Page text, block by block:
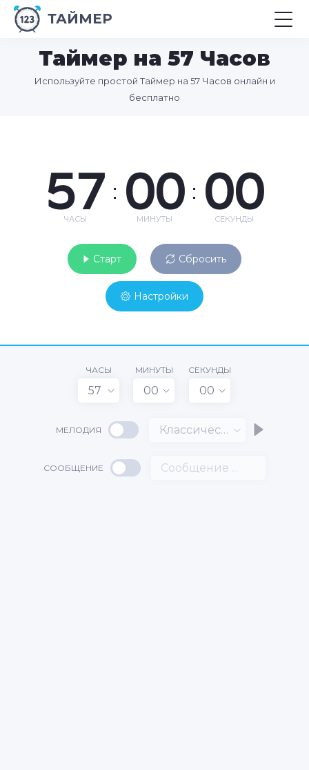
ТАЙМЕР
Таймер на 57 Часов
Используйте простой Таймер на 57 Часов онлайн и
бесплатно
57
ЧАСЫ
: 00
МИНУТЫ
: 00
СЕКУНДЫ
Старт Сбросить
Настройки
ЧАСЫ
57
МИНУТЫ
00
СЕКУНДЫ
00
МЕЛОДИЯ Классический
СООБЩЕНИЕ